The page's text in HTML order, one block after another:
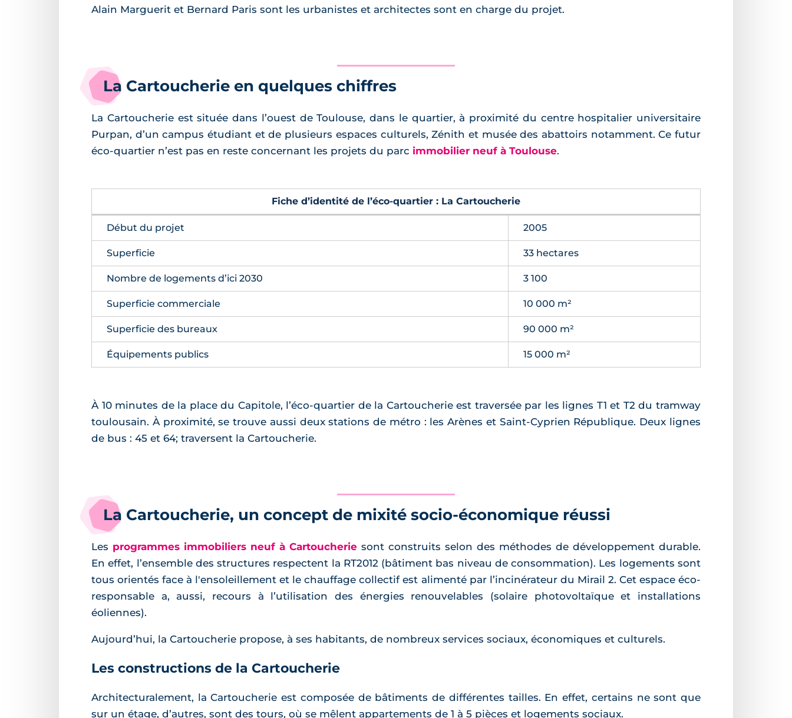
Alain Marguerit et Bernard Paris sont les urbanistes et architectes sont en charge du projet.
La Cartoucherie en quelques chiffres
La Cartoucherie est située dans l’ouest de Toulouse, dans le quartier, à proximité du centre hospitalier universitaire
Purpan, d’un campus étudiant et de plusieurs espaces culturels, Zénith et musée des abattoirs notamment. Ce futur
éco-quartier n’est pas en reste concernant les projets du parc immobilier neuf à Toulouse.
Fiche d’identité de l’éco-quartier : La Cartoucherie
Début du projet 2005
Superficie 33 hectares
Nombre de logements d’ici 2030 3 100
Superficie commerciale 10 000 m²
Superficie des bureaux 90 000 m²
Équipements publics 15 000 m²
À 10 minutes de la place du Capitole, l’éco-quartier de la Cartoucherie est traversée par les lignes T1 et T2 du tramway
toulousain. À proximité, se trouve aussi deux stations de métro : les Arènes et Saint-Cyprien République. Deux lignes
de bus : 45 et 64; traversent la Cartoucherie.
La Cartoucherie, un concept de mixité socio-économique réussi
Les programmes immobiliers neuf à Cartoucherie sont construits selon des méthodes de développement durable.
En effet, l’ensemble des structures respectent la RT2012 (bâtiment bas niveau de consommation). Les logements sont
tous orientés face à l'ensoleillement et le chauffage collectif est alimenté par l’incinérateur du Mirail 2. Cet espace éco-
responsable a, aussi, recours à l’utilisation des énergies renouvelables (solaire photovoltaïque et installations
éoliennes).
Aujourd’hui, la Cartoucherie propose, à ses habitants, de nombreux services sociaux, économiques et culturels.
Les constructions de la Cartoucherie
Architecturalement, la Cartoucherie est composée de bâtiments de différentes tailles. En effet, certains ne sont que
sur un étage, d’autres, sont des tours, où se mêlent appartements de 1 à 5 pièces et logements sociaux.